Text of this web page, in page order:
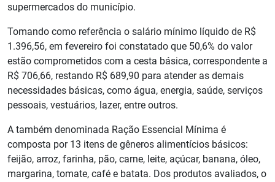
supermercados do município.
Tomando como referência o salário mínimo líquido de R$
1.396,56, em fevereiro foi constatado que 50,6% do valor
estão comprometidos com a cesta básica, correspondente a
R$ 706,66, restando R$ 689,90 para atender as demais
necessidades básicas, como água, energia, saúde, serviços
pessoais, vestuários, lazer, entre outros.
A também denominada Ração Essencial Mínima é
composta por 13 itens de gêneros alimentícios básicos:
feijão, arroz, farinha, pão, carne, leite, açúcar, banana, óleo,
margarina, tomate, café e batata. Dos produtos avaliados, o